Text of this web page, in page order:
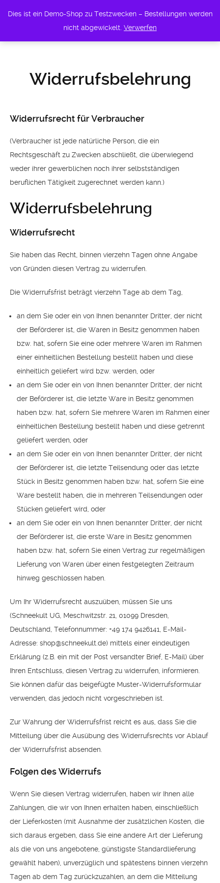
Dies ist ein Demo-Shop zu Testzwecken – Bestellungen werden
nicht abgewickelt. Verwerfen
0
Widerrufsbelehrung
Widerrufsrecht für Verbraucher
(Verbraucher ist jede natürliche Person, die ein
Rechtsgeschäft zu Zwecken abschließt, die überwiegend
weder ihrer gewerblichen noch ihrer selbstständigen
beruflichen Tätigkeit zugerechnet werden kann.)
Widerrufsbelehrung
Widerrufsrecht
Sie haben das Recht, binnen vierzehn Tagen ohne Angabe
von Gründen diesen Vertrag zu widerrufen.
Die Widerrufsfrist beträgt vierzehn Tage ab dem Tag,
an dem Sie oder ein von Ihnen benannter Dritter, der nicht
der Beförderer ist, die Waren in Besitz genommen haben
bzw. hat, sofern Sie eine oder mehrere Waren im Rahmen
einer einheitlichen Bestellung bestellt haben und diese
einheitlich geliefert wird bzw. werden, oder
an dem Sie oder ein von Ihnen benannter Dritter, der nicht
der Beförderer ist, die letzte Ware in Besitz genommen
haben bzw. hat, sofern Sie mehrere Waren im Rahmen einer
einheitlichen Bestellung bestellt haben und diese getrennt
geliefert werden, oder
an dem Sie oder ein von Ihnen benannter Dritter, der nicht
der Beförderer ist, die letzte Teilsendung oder das letzte
Stück in Besitz genommen haben bzw. hat, sofern Sie eine
Ware bestellt haben, die in mehreren Teilsendungen oder
Stücken geliefert wird, oder
an dem Sie oder ein von Ihnen benannter Dritter, der nicht
der Beförderer ist, die erste Ware in Besitz genommen
haben bzw. hat, sofern Sie einen Vertrag zur regelmäßigen
Lieferung von Waren über einen festgelegten Zeitraum
hinweg geschlossen haben.
Um Ihr Widerrufsrecht auszuüben, müssen Sie uns
(Schneekult UG, Meschwitzstr. 21, 01099 Dresden,
Deutschland, Telefonnummer: +49 174 9426141, E-Mail-
Adresse: shop@schneekult.de) mittels einer eindeutigen
Erklärung (z.B. ein mit der Post versandter Brief, E-Mail) über
Ihren Entschluss, diesen Vertrag zu widerrufen, informieren.
Sie können dafür das beigefügte Muster-Widerrufsformular
verwenden, das jedoch nicht vorgeschrieben ist.
Zur Wahrung der Widerrufsfrist reicht es aus, dass Sie die
Mitteilung über die Ausübung des Widerrufsrechts vor Ablauf
der Widerrufsfrist absenden.
Folgen des Widerrufs
Wenn Sie diesen Vertrag widerrufen, haben wir Ihnen alle
Zahlungen, die wir von Ihnen erhalten haben, einschließlich
der Lieferkosten (mit Ausnahme der zusätzlichen Kosten, die
sich daraus ergeben, dass Sie eine andere Art der Lieferung
als die von uns angebotene, günstigste Standardlieferung
gewählt haben), unverzüglich und spätestens binnen vierzehn
Tagen ab dem Tag zurückzuzahlen, an dem die Mitteilung